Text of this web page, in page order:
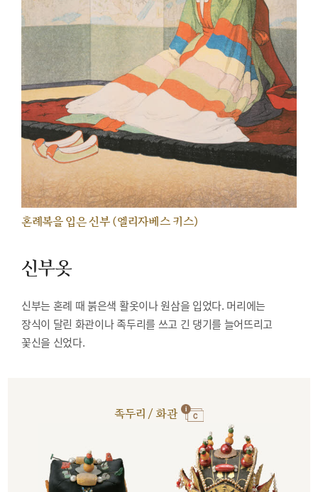
혼례복을 입은 신부 (엘리자베스 키스)
신부옷
신부는 혼례 때 붉은색 활옷이나 원삼을 입었다. 머리에는
장식이 달린 화관이나 족두리를 쓰고 긴 댕기를 늘어뜨리고
꽃신을 신었다.
족두리 / 화관